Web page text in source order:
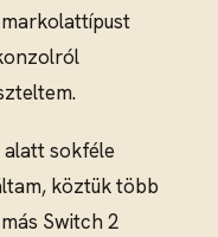
alatt sokféle
köztük több
Switch 2